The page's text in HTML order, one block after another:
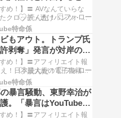
塚女優の花乃まりあさんの
カレが顔を真っ青にし
ンガ動画】
め！】〓 AVなんていらな
クロッチ・透けパンツ・食
街角ベスト！〓40代・50代
ンツが毎日更新！
ビュー】YouTubeで配信さ
画の動画を見て、なかなか
ーだと感じました。タイト
特命係
もアウト。トランプ氏
剥奪」発言が対岸の火
由
め！】〓アフィリエイト報
！日本最大級の電子書籍
ート〓 【PR】AVなんてい
PR】ムレたクロッチ・透け
み…今日の街角ベスト！〓
50代の本物の熟女パンツが毎
↓ ↓ ↓ ↓ …
特命係
暴言騒動、東野幸治が
。「暴言はYouTubeの
殺到
め！】〓アフィリエイト報